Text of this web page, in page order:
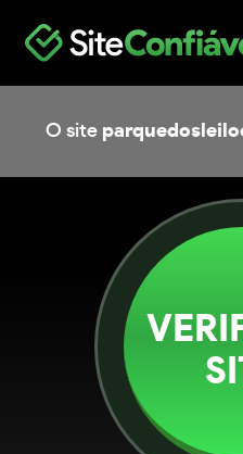
O site